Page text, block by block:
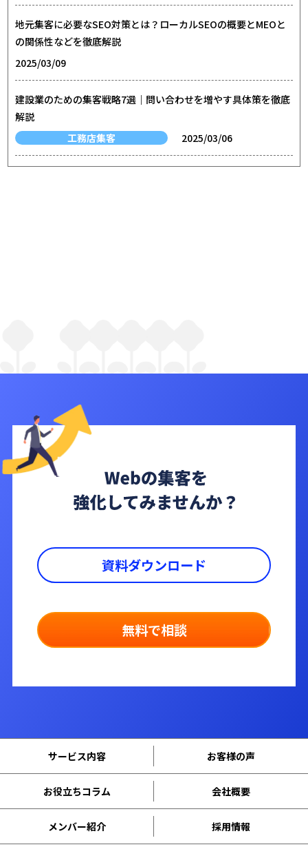
地元集客に必要なSEO対策とは？ローカルSEOの概要とMEOと
の関係性などを徹底解説
2025/03/09
建設業のための集客戦略7選｜問い合わせを増やす具体策を徹底
解説
工務店集客
2025/03/06
資料ダウンロード
無料で相談
サービス内容 お客様の声
お役立ちコラム 会社概要
メンバー紹介 採用情報